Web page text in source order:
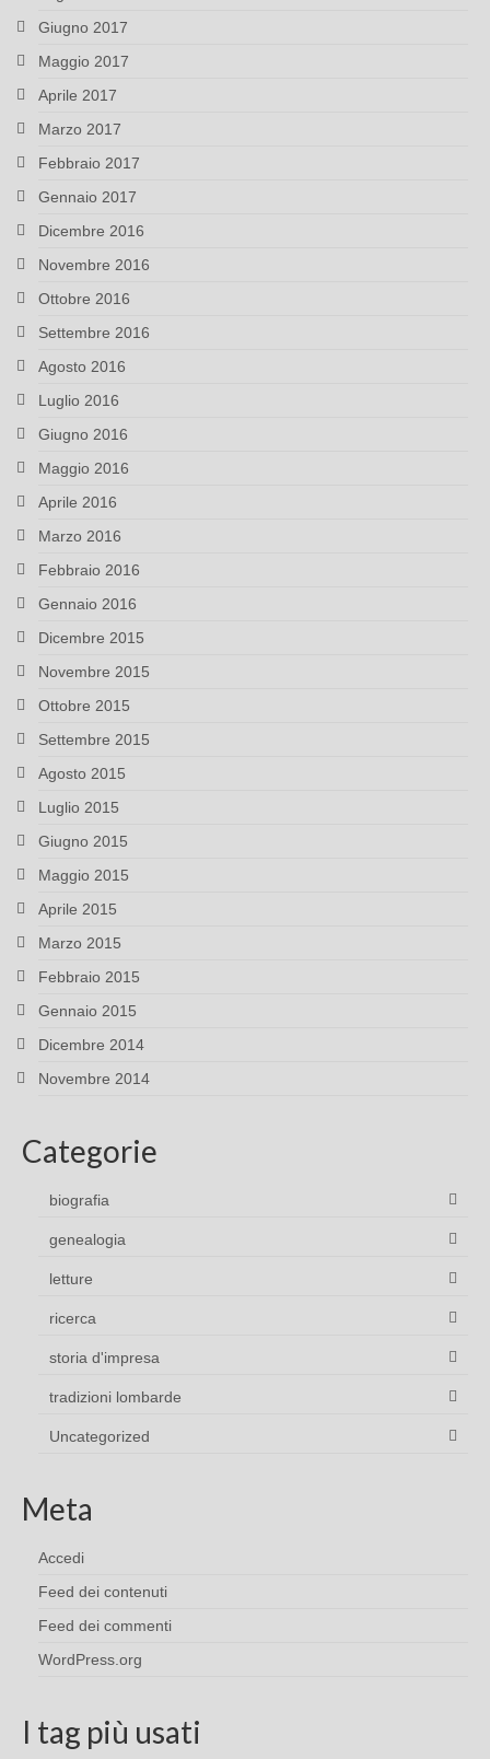
Giugno 2017
Maggio 2017
Aprile 2017
Marzo 2017
Febbraio 2017
Gennaio 2017
Dicembre 2016
Novembre 2016
Ottobre 2016
Settembre 2016
Agosto 2016
Luglio 2016
Giugno 2016
Maggio 2016
Aprile 2016
Marzo 2016
Febbraio 2016
Gennaio 2016
Dicembre 2015
Novembre 2015
Ottobre 2015
Settembre 2015
Agosto 2015
Luglio 2015
Giugno 2015
Maggio 2015
Aprile 2015
Marzo 2015
Febbraio 2015
Gennaio 2015
Dicembre 2014
Novembre 2014
Categorie
biografia
genealogia
letture
ricerca
storia d'impresa
tradizioni lombarde
Uncategorized
Meta
Accedi
Feed dei contenuti
Feed dei commenti
WordPress.org
I tag più usati